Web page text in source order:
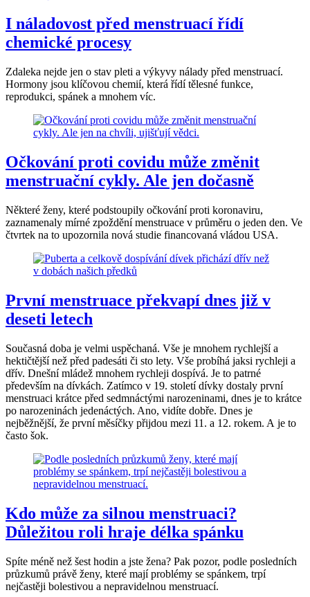
I náladovost před menstruací řídí
chemické procesy
Zdaleka nejde jen o stav pleti a výkyvy nálady před menstruací.
Hormony jsou klíčovou chemií, která řídí tělesné funkce,
reprodukci, spánek a mnohem víc.
Očkování proti covidu může změnit
menstruační cykly. Ale jen dočasně
Některé ženy, které podstoupily očkování proti koronaviru,
zaznamenaly mírné zpoždění menstruace v průměru o jeden den. Ve
čtvrtek na to upozornila nová studie financovaná vládou USA.
První menstruace překvapí dnes již v
deseti letech
Současná doba je velmi uspěchaná. Vše je mnohem rychlejší a
hektičtější než před padesáti či sto lety. Vše probíhá jaksi rychleji a
dřív. Dnešní mládež mnohem rychleji dospívá. Je to patrné
především na dívkách. Zatímco v 19. století dívky dostaly první
menstruaci krátce před sedmnáctými narozeninami, dnes je to krátce
po narozeninách jedenáctých. Ano, vidíte dobře. Dnes je
nejběžnější, že první měsíčky přijdou mezi 11. a 12. rokem. A je to
často šok.
Kdo může za silnou menstruaci?
Důležitou roli hraje délka spánku
Spíte méně než šest hodin a jste žena? Pak pozor, podle posledních
průzkumů právě ženy, které mají problémy se spánkem, trpí
nejčastěji bolestivou a nepravidelnou menstruací.